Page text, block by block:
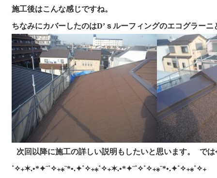
施工後はこんな感じですね。
次回以降に施工の詳しい説明もしたいと思います。 では
˚✧₊✶.•*✦¨˚✧₊⁎¨*•.✦˚✧₊⁎˚✧₊✶.•*✦¨˚✧˚✧₊⁎¨*•.✦˚✧₊⁎˚✧₊